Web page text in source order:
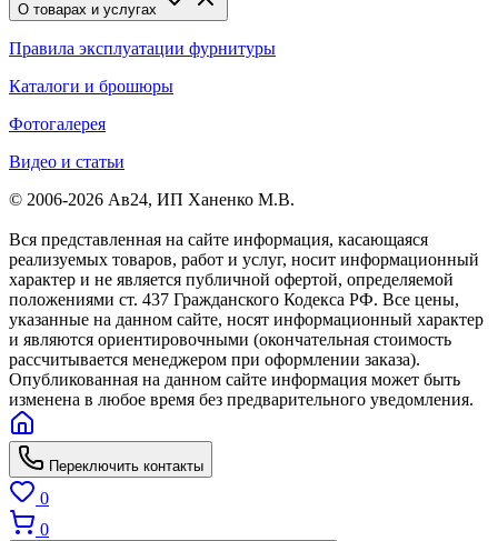
О товарах и услугах
Правила эксплуатации фурнитуры
Каталоги и брошюры
Фотогалерея
Видео и статьи
© 2006-2026 Ав24, ИП Ханенко М.В.
Вся представленная на сайте информация, касающаяся
реализуемых товаров, работ и услуг, носит информационный
характер и не является публичной офертой, определяемой
положениями ст. 437 Гражданского Кодекса РФ. Все цены,
указанные на данном сайте, носят информационный характер
и являются ориентировочными (окончательная стоимость
рассчитывается менеджером при оформлении заказа).
Опубликованная на данном сайте информация может быть
изменена в любое время без предварительного уведомления.
Переключить контакты
0
0